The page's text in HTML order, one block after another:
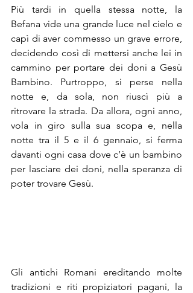
Più tardi in quella stessa notte, la
Befana vide una grande luce nel cielo e
capì di aver commesso un grave errore,
decidendo così di mettersi anche lei in
cammino per portare dei doni a Gesù
Bambino. Purtroppo, si perse nella
notte e, da sola, non riuscì più a
ritrovare la strada. Da allora, ogni anno,
vola in giro sulla sua scopa e, nella
notte tra il 5 e il 6 gennaio, si ferma
davanti ogni casa dove c’è un bambino
per lasciare dei doni, nella speranza di
poter trovare Gesù.
Gli antichi Romani ereditando molte
tradizioni e riti propiziatori pagani, la